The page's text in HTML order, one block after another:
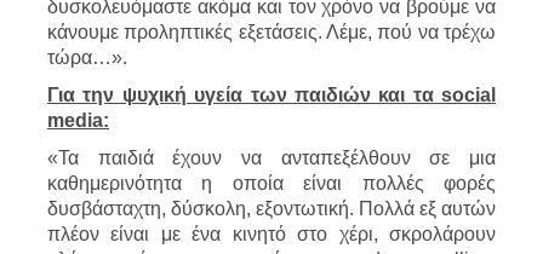
δυσκολευόμαστε ακόμα και τον χρόνο να βρούμε να
κάνουμε προληπτικές εξετάσεις. Λέμε, πού να τρέχω
τώρα…».
Για την ψυχική υγεία των παιδιών και τα social
media:
«Τα παιδιά έχουν να ανταπεξέλθουν σε μια
καθημερινότητα η οποία είναι πολλές φορές
δυσβάσταχτη, δύσκολη, εξοντωτική. Πολλά εξ αυτών
πλέον είναι με ένα κινητό στο χέρι, σκρολάρουν